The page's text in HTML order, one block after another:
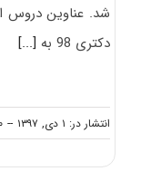
شد. عناوین دروس
دکتری 98 به
[...]
انتشار در: ۱ دی, ۱۳۹۷ -- ۰ دیدگاه